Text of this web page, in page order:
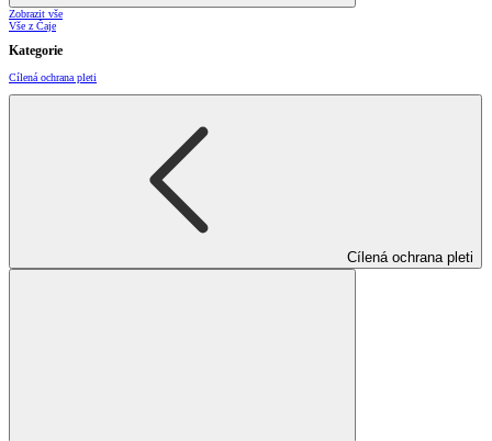
Zobrazit vše
Vše z Čaje
Kategorie
Cílená ochrana pleti
Cílená ochrana pleti